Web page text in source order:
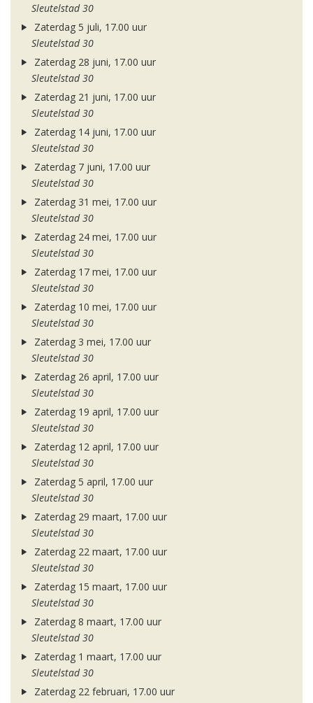
Sleutelstad 30
Zaterdag 5 juli, 17.00 uur
Sleutelstad 30
Zaterdag 28 juni, 17.00 uur
Sleutelstad 30
Zaterdag 21 juni, 17.00 uur
Sleutelstad 30
Zaterdag 14 juni, 17.00 uur
Sleutelstad 30
Zaterdag 7 juni, 17.00 uur
Sleutelstad 30
Zaterdag 31 mei, 17.00 uur
Sleutelstad 30
Zaterdag 24 mei, 17.00 uur
Sleutelstad 30
Zaterdag 17 mei, 17.00 uur
Sleutelstad 30
Zaterdag 10 mei, 17.00 uur
Sleutelstad 30
Zaterdag 3 mei, 17.00 uur
Sleutelstad 30
Zaterdag 26 april, 17.00 uur
Sleutelstad 30
Zaterdag 19 april, 17.00 uur
Sleutelstad 30
Zaterdag 12 april, 17.00 uur
Sleutelstad 30
Zaterdag 5 april, 17.00 uur
Sleutelstad 30
Zaterdag 29 maart, 17.00 uur
Sleutelstad 30
Zaterdag 22 maart, 17.00 uur
Sleutelstad 30
Zaterdag 15 maart, 17.00 uur
Sleutelstad 30
Zaterdag 8 maart, 17.00 uur
Sleutelstad 30
Zaterdag 1 maart, 17.00 uur
Sleutelstad 30
Zaterdag 22 februari, 17.00 uur